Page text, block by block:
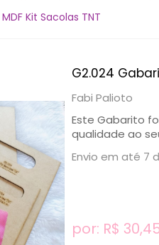
Kit Sacolas TNT
G2.024
Fabi Palioto
Este Gabarito
qualidade ao
Envio em até 7
por: R$